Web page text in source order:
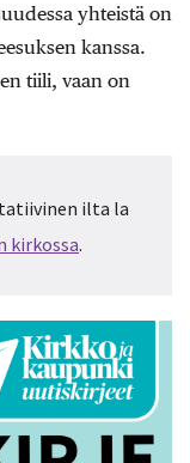
yhteistä on
kanssa.
tiili, vaan on
ilta la
kirkossa.